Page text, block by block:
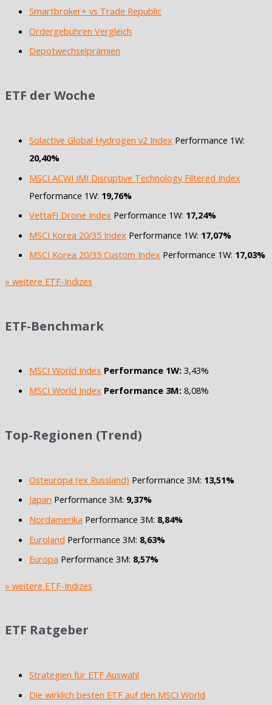
Smartbroker+ vs Trade Republic
Ordergebühren Vergleich
Depotwechselprämien
ETF der Woche
Solactive Global Hydrogen v2 Index Performance 1W:
20,40%
MSCI ACWI IMI Disruptive Technology Filtered Index
Performance 1W: 19,76%
VettaFi Drone Index Performance 1W: 17,24%
MSCI Korea 20/35 Index Performance 1W: 17,07%
MSCI Korea 20/35 Custom Index Performance 1W: 17,03%
» weitere ETF-Indizes
ETF-Benchmark
MSCI World Index Performance 1W: 3,43%
MSCI World Index Performance 3M: 8,08%
Top-Regionen (Trend)
Osteuropa (ex Russland) Performance 3M: 13,51%
Japan Performance 3M: 9,37%
Nordamerika Performance 3M: 8,84%
Euroland Performance 3M: 8,63%
Europa Performance 3M: 8,57%
» weitere ETF-Indizes
ETF Ratgeber
Strategien für ETF Auswahl
Die wirklich besten ETF auf den MSCI World